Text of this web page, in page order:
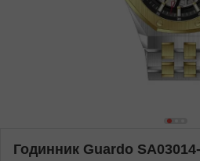
Годинник Guardo